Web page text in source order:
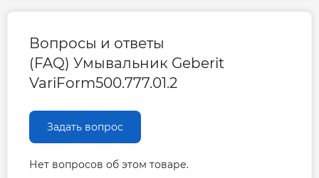
Вопросы и ответы
(FAQ) Умывальник Geberit
VariForm500.777.01.2
Задать вопрос
Нет вопросов об этом товаре.